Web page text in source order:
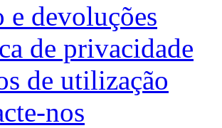
e devoluções
de privacidade
de utilização
nos